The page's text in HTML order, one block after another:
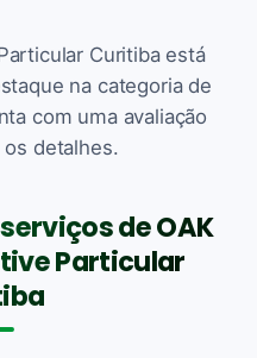
Curitiba está
na categoria de
com uma avaliação
detalhes.
de OAK
Particular